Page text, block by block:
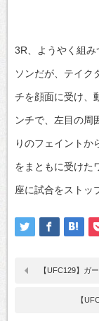
3R、ようやく組
ソンだが、テイク
チを顔面に受け、
ンチで、左目の周
りのフェイントか
をまともに受けた
座に試合をストッ
【UFC129】ガ
【